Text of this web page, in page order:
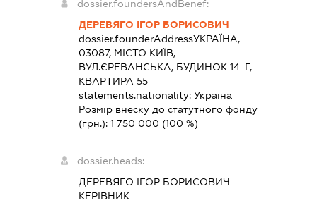
dossier.foundersAndBenef:
ДЕРЕВЯГО ІГОР БОРИСОВИЧ
dossier.founderAddressУКРАЇНА,
03087, МІСТО КИЇВ,
ВУЛ.ЄРЕВАНСЬКА, БУДИНОК 14-Г,
КВАРТИРА 55
statements.nationality: Україна
Розмір внеску до статутного фонду
(грн.): 1 750 000 (100 %)
dossier.heads:
ДЕРЕВЯГО ІГОР БОРИСОВИЧ -
КЕРІВНИК